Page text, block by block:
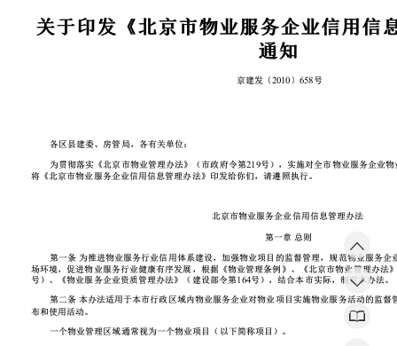
关于印发 《北京市物业服务企业信用 信
关于印发 《 北京市物业服务企业信用 信
通知
通知
京建发〔 2010 〕658 号
各区县建委、房管局，各有关单位：
为贯彻落实《北 京市物业管理办法》（市政府令第219号），实施对全市物业服务企业物
将《北京市物业 服务企业信用信 息管理办法》印 发给你们，请遵 照执行。
北京市物业服务企业信用信息管理办法
第一章 总则
第一条 为推进物业服务行业信用体系建设，加强物业项目 的监督管理，规 范物业服务企
场环境，促进物 业服务行业健康有序发展，根据 《物业管理条例 》、《北京市物业管理办法
号）、《物业服 务企业资质管理 办法》（建设部令第 164号），结合本市实际，制定 本办法。
第二条 本办法适用于本市行政区域内物业服务企业对物业项目实施物业服务活动的监督
布和使用活动。
一个物业管理区域通常视为一个物业项目（以下简称项目）。